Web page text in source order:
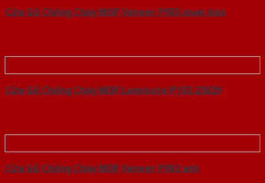
Cửa Gỗ Chống Cháy MDF Veneer P1R5 xoan dao
Cửa Gỗ Chống Cháy MDF Laminate P1R2 23029
Cửa Gỗ Chống Cháy MDF Veneer P1R2 ash